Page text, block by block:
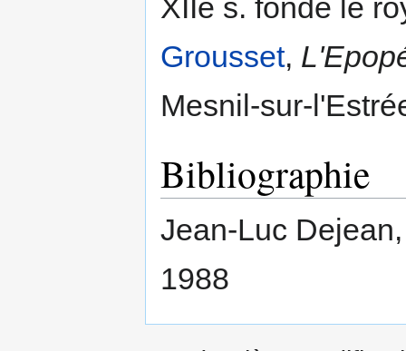
XIIe s. fondé le
Grousset,
Mesnil-sur-
Bibliographie
Jean-Luc
1988